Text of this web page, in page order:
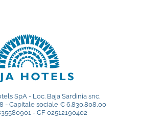
SpA - Loc. Baja Sardinia snc.
- Capitale sociale € 6.830.808,00
- CF 02512190402